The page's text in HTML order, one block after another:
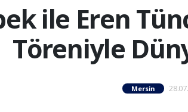
ile Eren
Töreniyle
Mersin